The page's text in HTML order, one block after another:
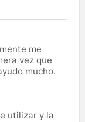
me
vez que
mucho.
utilizar y la